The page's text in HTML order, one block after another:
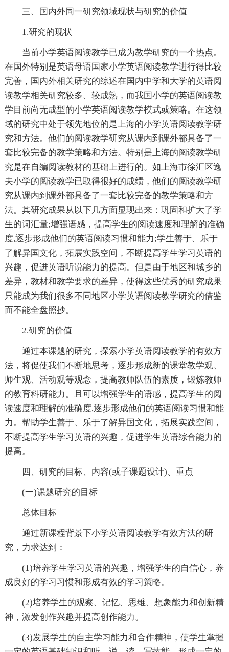
三、国内外同一研究领域现状与研究的价值
1.研究的现状
当前小学英语阅读教学已成为教学研究的一个热点。
在国外特别是英语母语国家小学英语阅读教学进行得比较
完善，国内外相关研究的综述在国内中学和大学的英语阅
读教学相关研究较多、较成熟，而我国小学的英语阅读教
学目前尚无成型的小学英语阅读教学模式或策略。在这领
域的研究中处于领先地位的是上海的小学英语阅读教学研
究和方法。他们的阅读教学研究从课内到课外都具备了一
套比较完备的教学策略和方法。特别是上海的阅读教学研
究是在自编阅读教材的基础上进行的。如上海市徐汇区逸
夫小学的阅读教学已取得很好的成绩，他们的阅读教学研
究从课内到课外都具备了一套比较完备的教学策略和方
法。其研究成果从以下几方面显现出来：巩固和扩大了学
生的词汇量;增强语感，提高学生的阅读速度和理解的准确
度,逐步形成他们的英语阅读习惯和能力;学生善于、乐于
了解异国文化，拓展实践空间，不断提高学生学习英语的
兴趣，促进英语听说能力的提高。但是由于地区和城乡的
差异，教材和教学要求的差异，使得这些优秀的研究成果
只能成为我们很多不同地区小学英语阅读教学研究的借鉴
而不能全盘照抄。
2.研究的价值
通过本课题的研究，探索小学英语阅读教学的有效方
法，将促使我们不断地思考，逐步形成新的课堂教学观、
师生观、活动观等观念，提高教师队伍的素质，锻炼教师
的教育科研能力。且可以增强学生的语感，提高学生的阅
读速度和理解的准确度,逐步形成他们的英语阅读习惯和能
力。帮助学生善于、乐于了解异国文化，拓展实践空间，
不断提高学生学习英语的兴趣，促进学生英语综合能力的
提高。
四、研究的目标、内容(或子课题设计)、重点
(一)课题研究的目标
总体目标
通过新课程背景下小学英语阅读教学有效方法的研
究，力求达到：
(1)培养学生学习英语的兴趣，增强学生的自信心，养
成良好的学习习惯和形成有效的学习策略。
(2)培养学生的观察、记忆、思维、想象能力和创新精
神，激发创作兴趣并提高创作能力。
(3)发展学生的自主学习能力和合作精神，使学生掌握